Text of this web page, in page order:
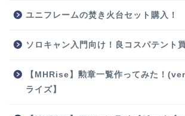
ユニフレームの焚き火台セット購入！
ソロキャン入門向け！良コスパテント
【MHRise】勲章一覧作ってみた！
ライズ】